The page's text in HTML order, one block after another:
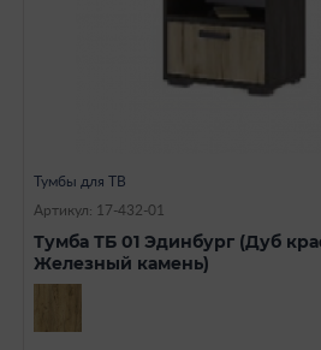
Тумбы для ТВ
Артикул: 17-432-01
Тумба ТБ 01 Эдинбург (Дуб
Железный камень)